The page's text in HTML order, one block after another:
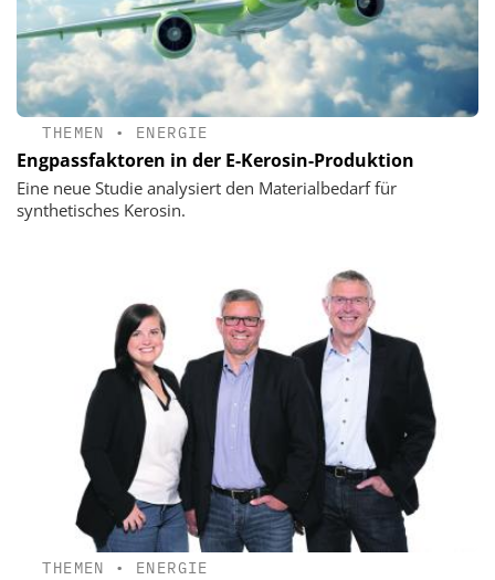
THEMEN • ENERGIE
Engpassfaktoren in der E-Kerosin-Produktion
Eine neue Studie analysiert den Materialbedarf für
synthetisches Kerosin.
THEMEN • ENERGIE